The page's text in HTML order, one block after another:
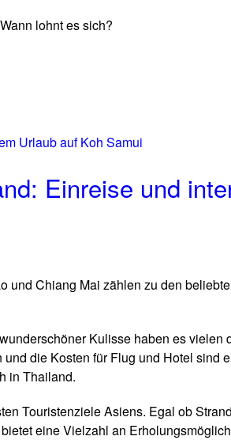
lohnt es sich?
Einreise und
und Chiang Mai zählen zu den
Kulisse haben es vielen
die Kosten für Flug und Hotel sind
in Thailand.
Touristenziele Asiens. Egal ob
eine Vielzahl an